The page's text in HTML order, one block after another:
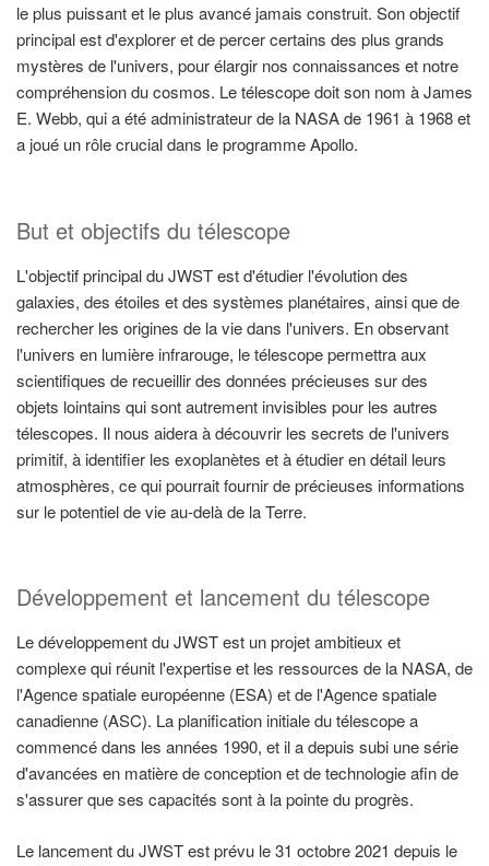
le plus puissant et le plus avancé jamais construit. Son objectif
principal est d'explorer et de percer certains des plus grands
mystères de l'univers, pour élargir nos connaissances et notre
compréhension du cosmos. Le télescope doit son nom à James
E. Webb, qui a été administrateur de la NASA de 1961 à 1968 et
a joué un rôle crucial dans le programme Apollo.
But et objectifs du télescope
L'objectif principal du JWST est d'étudier l'évolution des
galaxies, des étoiles et des systèmes planétaires, ainsi que de
rechercher les origines de la vie dans l'univers. En observant
l'univers en lumière infrarouge, le télescope permettra aux
scientifiques de recueillir des données précieuses sur des
objets lointains qui sont autrement invisibles pour les autres
télescopes. Il nous aidera à découvrir les secrets de l'univers
primitif, à identifier les exoplanètes et à étudier en détail leurs
atmosphères, ce qui pourrait fournir de précieuses informations
sur le potentiel de vie au-delà de la Terre.
Développement et lancement du télescope
Le développement du JWST est un projet ambitieux et
complexe qui réunit l'expertise et les ressources de la NASA, de
l'Agence spatiale européenne (ESA) et de l'Agence spatiale
canadienne (ASC). La planification initiale du télescope a
commencé dans les années 1990, et il a depuis subi une série
d'avancées en matière de conception et de technologie afin de
s'assurer que ses capacités sont à la pointe du progrès.
Le lancement du JWST est prévu le 31 octobre 2021 depuis le